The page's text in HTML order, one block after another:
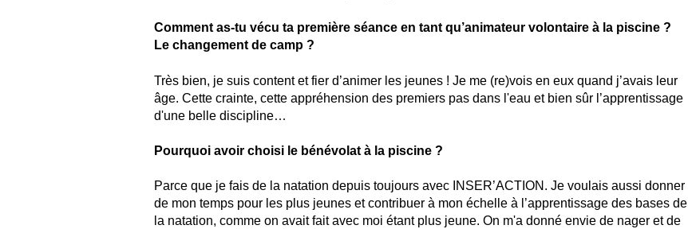
Comment as-tu vécu ta première séance en tant qu’animateur volontaire à la piscine ?
Le changement de camp ?
Très bien, je suis content et fier d’animer les jeunes ! Je me (re)vois en eux quand j’avais leur
âge. Cette crainte, cette appréhension des premiers pas dans l'eau et bien sûr l’apprentissage
d'une belle discipline…
Pourquoi avoir choisi le bénévolat à la piscine ?
Parce que je fais de la natation depuis toujours avec INSER’ACTION. Je voulais aussi donner
de mon temps pour les plus jeunes et contribuer à mon échelle à l’apprentissage des bases de
la natation, comme on avait fait avec moi étant plus jeune. On m'a donné envie de nager et de